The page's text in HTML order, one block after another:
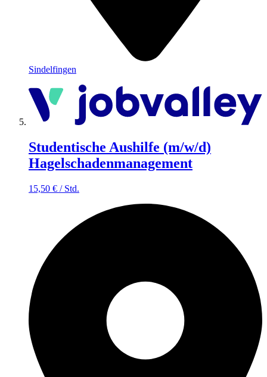
Sindelfingen
Studentische Aushilfe (m/w/d)
Hagelschadenmanagement
15,50 € / Std.